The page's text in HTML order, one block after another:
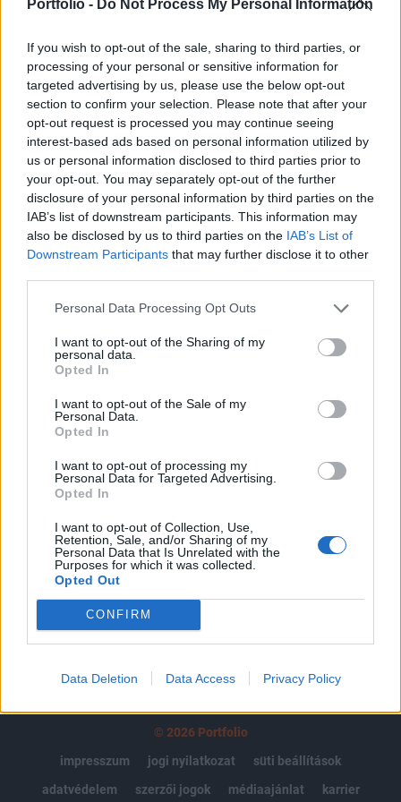
Portfolio - Do Not Process My Personal Information
If you wish to opt-out of the sale, sharing to third parties, or
processing of your personal or sensitive information for
targeted advertising by us, please use the below opt-out
section to confirm your selection. Please note that after your
opt-out request is processed you may continue seeing
interest-based ads based on personal information utilized by
us or personal information disclosed to third parties prior to
your opt-out. You may separately opt-out of the further
disclosure of your personal information by third parties on the
IAB’s list of downstream participants. This information may
also be disclosed by us to third parties on the IAB’s List of
Downstream Participants that may further disclose it to other
Personal Data Processing Opt Outs
I want to opt-out of the Sharing of my
personal data.
Opted In
I want to opt-out of the Sale of my
Personal Data.
Opted In
I want to opt-out of processing my
Personal Data for Targeted Advertising.
Opted In
I want to opt-out of Collection, Use,
Retention, Sale, and/or Sharing of my
Personal Data that Is Unrelated with the
Purposes for which it was collected.
Opted Out
CONFIRM
Data Deletion Data Access Privacy Policy
- vélekedett a napokban az RTL Klub műsorában
hazai járványkilátásokról is és úgy fogalmazott,
hogy várható még egy hullám idehaza.
Szlávik János szerint nagy népszerű a gyerekek oltása, sok
5-11 éves korosztályba tartozó gyermek szülője gondolja
úgy, hogy megvédei a gyermekét a fertőzés ellen és attól is,
hogy a gyermek hazahozza a fertőzést. Megvédi attól is,
hogy ha az osztályban valaki pozitív lesz, akkor
karanténba kerüljön és otthon kelljen lenni. Ez három
lényeges ok - magyarázta az infektológus...
KEDVES OLVASÓNK!
A keresett cikk a portfolio.hu hírarchívumához
tartozik, melynek olvasása előfizetéses
regisztrációhoz kötött.
Az előfizetés a következőket tartalmazza:
Portfolio.hu teljes cikkarchívum
Kötéslisták: BÉT elmúlt 2 év napon belüli
kötéslistái
Előfizetés
MÁR ELŐFIZETŐNK VAGY?
© 2026 Portfolio
impresszum
jogi nyilatkozat
süti beállítások
adatvédelem
szerzői jogok médiaajánlat karrier